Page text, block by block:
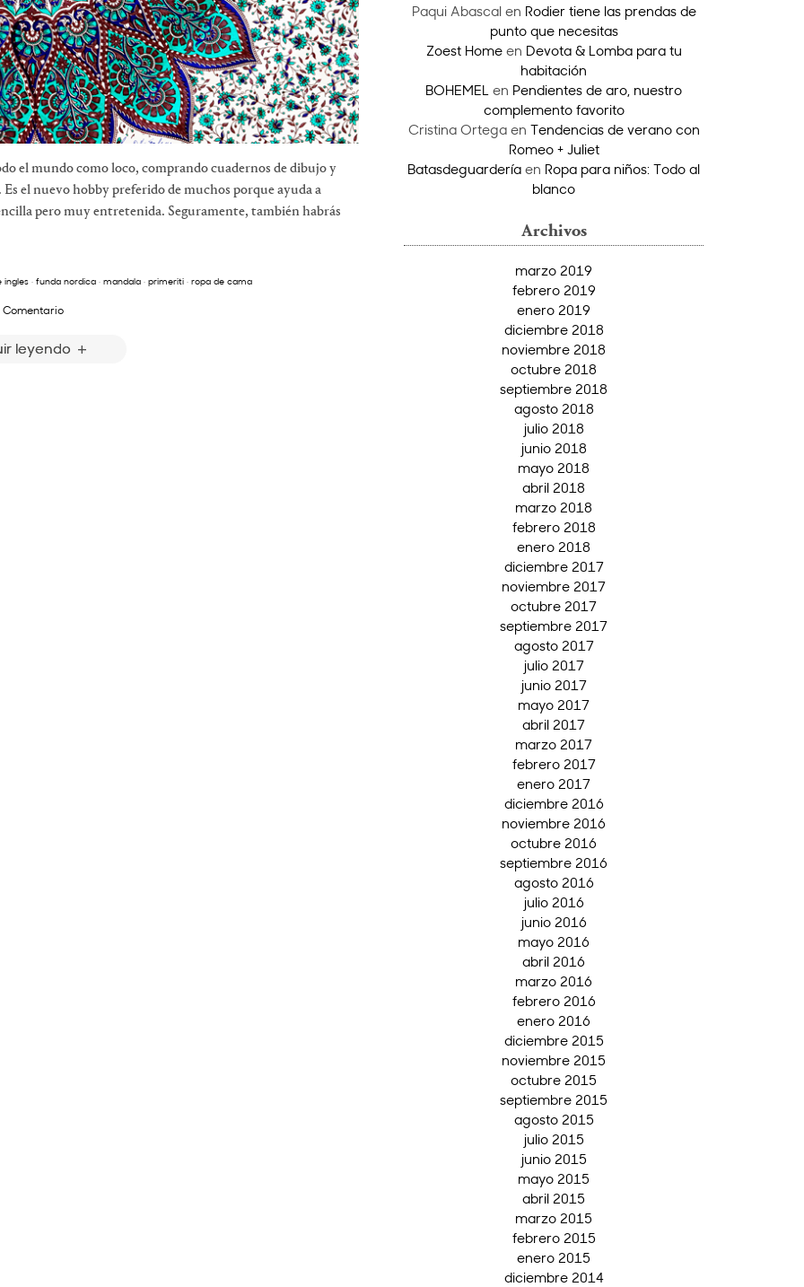
el mundo como loco, comprando cuadernos de dibujo y
el nuevo hobby preferido de muchos porque ayuda a
pero muy entretenida. Seguramente, también habrás
ingles· funda nordica· mandala· primeriti· ropa de cama
Comentario
leyendo
Paqui Abascalen Rodier tiene las prendas de
punto que necesitas
Zoest Homeen Devota & Lomba para tu
habitación
BOHEMEL en Pendientes de aro, nuestro
complemento favorito
Cristina Ortegaen Tendencias de verano con
Romeo + Juliet
Batasdeguardería en Ropa para niños: Todo al
blanco
Archivos
marzo 2019
febrero 2019
enero 2019
diciembre 2018
noviembre 2018
octubre 2018
septiembre 2018
agosto 2018
julio 2018
junio 2018
mayo 2018
abril 2018
marzo 2018
febrero 2018
enero 2018
diciembre 2017
noviembre 2017
octubre 2017
septiembre 2017
agosto 2017
julio 2017
junio 2017
mayo 2017
abril 2017
marzo 2017
febrero 2017
enero 2017
diciembre 2016
noviembre 2016
octubre 2016
septiembre 2016
agosto 2016
julio 2016
junio 2016
mayo 2016
abril 2016
marzo 2016
febrero 2016
enero 2016
diciembre 2015
noviembre 2015
octubre 2015
septiembre 2015
agosto 2015
julio 2015
junio 2015
mayo 2015
abril 2015
marzo 2015
febrero 2015
enero 2015
diciembre 2014